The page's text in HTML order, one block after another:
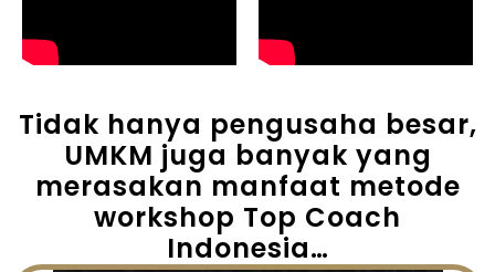
Tidak hanya pengusaha besar,
UMKM juga banyak yang
merasakan manfaat metode
workshop Top Coach
Indonesia…